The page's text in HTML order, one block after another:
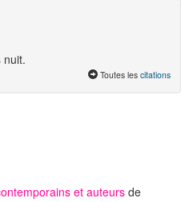
nuit.
Toutes les citations
et auteurs de